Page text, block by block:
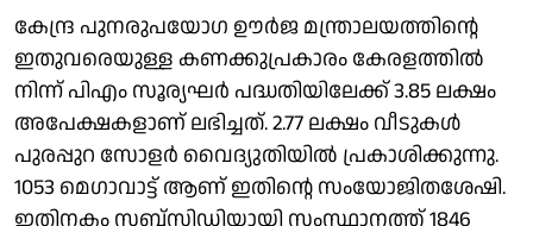
കേന്ദ്ര പുനരുപയോഗ ഊര്‍ജ മന്ത്രാലയത്തിന്റെ
ഇതുവരെയുള്ള കണക്കുപ്രകാരം കേരളത്തില്‍
നിന്ന് പിഎം സൂര്യഘര്‍ പദ്ധതിയിലേക്ക് 3.85 ലക്ഷം
അപേക്ഷകളാണ് ലഭിച്ചത്. 2.77 ലക്ഷം വീടുകള്‍
പുരപ്പുറ സോളര്‍ വൈദ്യുതിയില്‍ പ്രകാശിക്കുന്നു.
1053 മെഗാവാട്ട് ആണ് ഇതിന്റെ സംയോജിതശേഷി.
ഇതിനകം സബ്‌സിഡിയായി സംസ്ഥാനത്ത് 1846